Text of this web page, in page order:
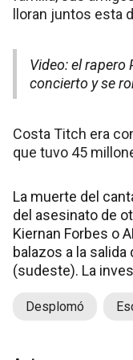
lloran juntos esta
Video: el rapero
concierto y se
Costa Titch era
que tuvo 45
La muerte del
del asesinato de
Kiernan Forbes o
balazos a la
(sudeste). La
Desplomó